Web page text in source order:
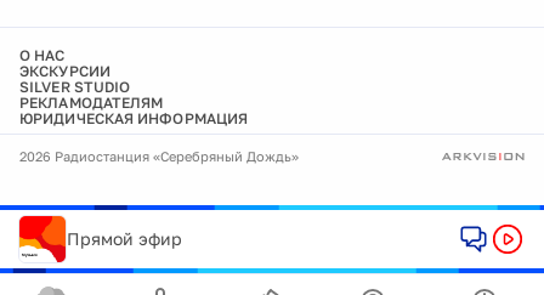
О НАС
ЭКСКУРСИИ
SILVER STUDIO
РЕКЛАМОДАТЕЛЯМ
ЮРИДИЧЕСКАЯ ИНФОРМАЦИЯ
2026 Радиостанция «Серебряный Дождь»
Прямой эфир